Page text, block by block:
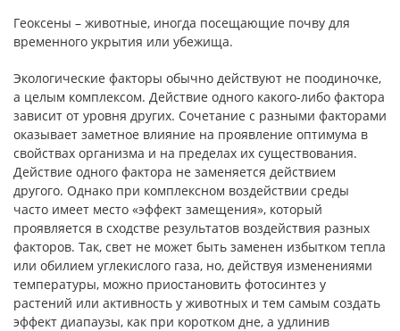
Геоксены – животные, иногда посещающие почву для
временного укрытия или убежища.
Экологические факторы обычно действуют не поодиночке,
а целым комплексом. Действие одного какого-либо фактора
зависит от уровня других. Сочетание с разными факторами
оказывает заметное влияние на проявление оптимума в
свойствах организма и на пределах их существования.
Действие одного фактора не заменяется действием
другого. Однако при комплексном воздействии среды
часто имеет место «эффект замещения», который
проявляется в сходстве результатов воздействия разных
факторов. Так, свет не может быть заменен избытком тепла
или обилием углекислого газа, но, действуя изменениями
температуры, можно приостановить фотосинтез у
растений или активность у животных и тем самым создать
эффект диапаузы, как при коротком дне, а удлинив